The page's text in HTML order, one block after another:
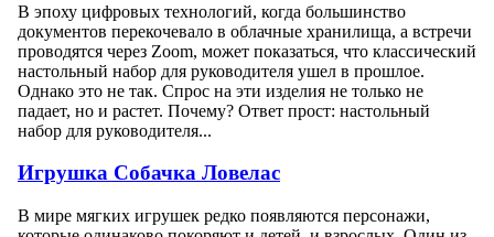
В эпоху цифровых технологий, когда большинство
документов перекочевало в облачные хранилища, а встречи
проводятся через Zoom, может показаться, что классический
настольный набор для руководителя ушел в прошлое.
Однако это не так. Спрос на эти изделия не только не
падает, но и растет. Почему? Ответ прост: настольный
набор для руководителя...
Игрушка Собачка Ловелас
В мире мягких игрушек редко появляются персонажи,